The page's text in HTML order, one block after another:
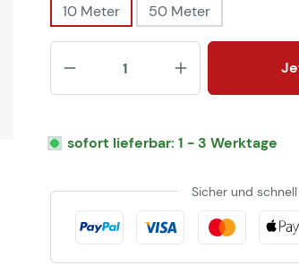
10 Meter
50 Meter
Produkt
sofort lieferbar: 1 - 3 Werktage
Sicher und